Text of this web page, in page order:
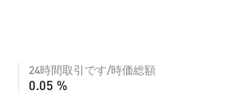
24時間取引です/時価総額
0.05 %